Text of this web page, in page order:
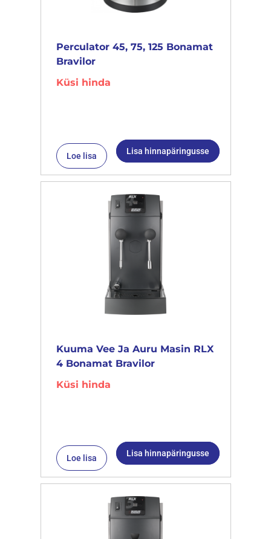
Perculator 45, 75, 125 Bonamat
Bravilor
Küsi hinda
Loe lisa Lisa hinnapäringusse
Kuuma Vee Ja Auru Masin RLX
4 Bonamat Bravilor
Küsi hinda
Loe lisa Lisa hinnapäringusse